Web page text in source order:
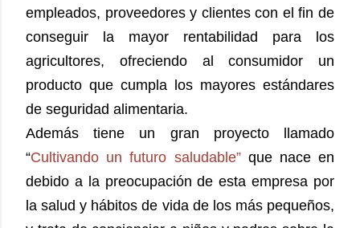
empleados, proveedores y clientes con el fin de
conseguir la mayor rentabilidad para los
agricultores, ofreciendo al consumidor un
producto que cumpla los mayores estándares
de seguridad alimentaria.
Además tiene un gran proyecto llamado
“Cultivando un futuro saludable”que nace en
debido a la preocupación de esta empresa por
la salud y hábitos de vida de los más pequeños,